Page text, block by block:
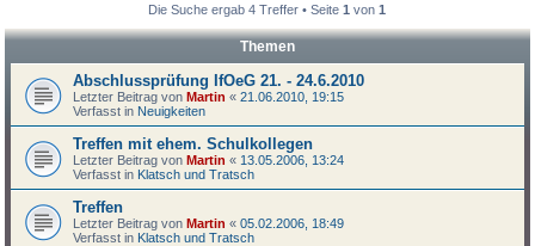
Die Suche ergab 4 Treffer • Seite1 von1
Themen
Abschlussprüfung IfOeG 21. - 24.6.2010
Letzter Beitrag vonMartin «21.06.2010, 19:15
Verfasst in Neuigkeiten
Treffen mit ehem. Schulkollegen
Letzter Beitrag vonMartin « 13.05.2006, 13:24
Verfasst in Klatsch und Tratsch
Treffen
Letzter Beitrag vonMartin «05.02.2006, 18:49
Verfasst in Klatsch und Tratsch